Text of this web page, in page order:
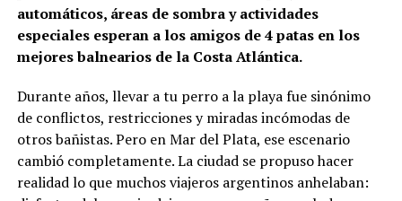
automáticos, áreas de sombra y actividades
especiales esperan a los amigos de 4 patas en los
mejores balnearios de la Costa Atlántica.
Durante años, llevar a tu perro a la playa fue sinónimo
de conflictos, restricciones y miradas incómodas de
otros bañistas. Pero en Mar del Plata, ese escenario
cambió completamente. La ciudad se propuso hacer
realidad lo que muchos viajeros argentinos anhelaban: